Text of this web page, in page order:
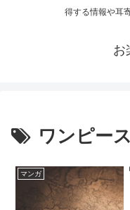
得する情報や耳
お
ワンピース
マンガ